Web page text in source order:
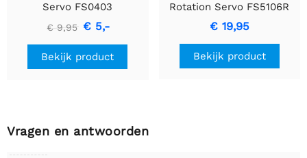
Servo FS0403
€ 9,95 € 5,-
Bekijk product
Rotation Servo FS5106R
€ 19,95
Bekijk product
Vragen en antwoorden